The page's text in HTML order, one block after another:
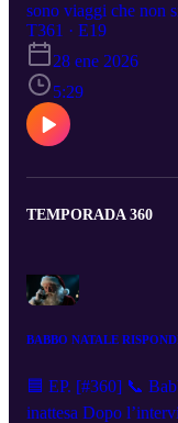
sono viaggi che non
lezione scopriamo la
e di attraversare i
immagini parlano e il
occhi… il viaggio
https://
T361 · E19
28 ene 2026
5:29
TEMPORADA 360
BABBO NATALE
🟦 EP. [#360] 📞
inattesa Dopo